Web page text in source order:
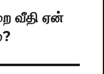
வீதி ஏன்